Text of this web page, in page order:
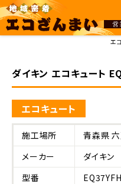
エ
ダイキン エコキュート
エコキュート
施工場所
青森県
メーカー
ダイキン
型番